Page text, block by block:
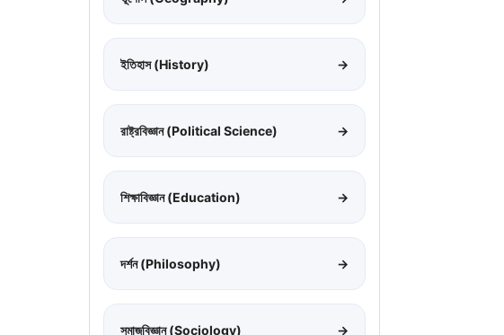
ইতিহাস (History) →
রাষ্ট্রবিজ্ঞান (Political Science) →
শিক্ষাবিজ্ঞান (Education) →
দর্শন (Philosophy) →
সমাজবিজ্ঞান (Sociology) →